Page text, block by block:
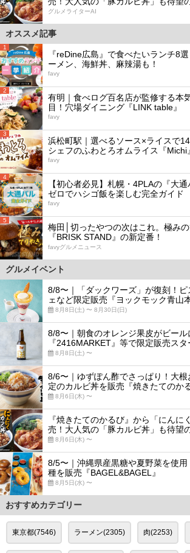
グルメライターAI
オススメ記事
1
『reDine広島』で食べたいランチ8
ーメン、海鮮丼、麻辣湯も！
favy
2
有明｜食べログ百名店が監修する本
目！穴場ダイニング『LINK table』
favy
3
浜松町駅｜選べるソース×ライスで
シェフのふわとろオムライス『Michi』
favy
4
【初心者必見】札幌・4PLAの『大
ゼロでハシゴ飯を楽しむ完全ガイド
favy
5
梅田│切ったやつの次はこれ。極み
『BRISK STAND』の新定番！
favyグルメニュース
グルメイベント
8/8〜｜「ダックワーズ」が復刻！
ェなど限定販売『ヨックモック青山
8月8日(土) 〜 8月30日(日)
8/8〜｜朝食のオレンジ果皮がビール
『2416MARKET』等で限定販売スタ
8月8日(土) 〜
8/6〜｜ゆずぽん酢でさっぱり！大
定のカルビ丼を販売『焼きたてのかる
8月6日(木) 〜
『焼きたてのかるび』から「にんに
売！大人気の「豚カルビ丼」も待望
8月6日(木) 〜
8/5〜｜沖縄県産黒糖や夏野菜を使
種を販売『BAGEL&BAGEL』
8月5日(水) 〜
おすすめカテゴリー
東京都(7546) ラーメン(2305) 肉(2253)